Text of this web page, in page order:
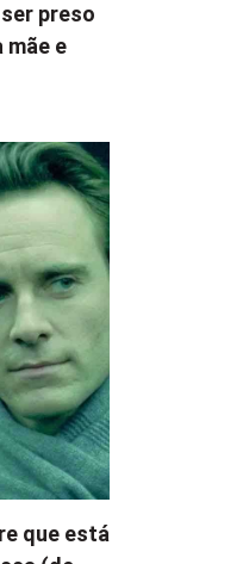
preso
mãe e
que está